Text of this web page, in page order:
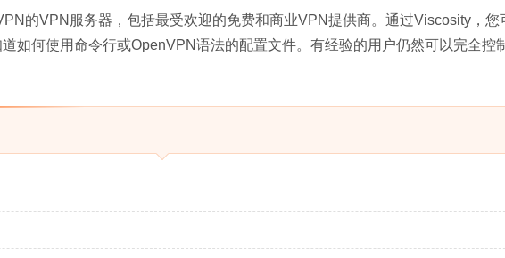
的VPN服务器，包括最受欢迎的免费和商业VPN提供商。通过Viscosity，您
如何使用命令行或OpenVPN语法的配置文件。有经验的用户仍然可以完全控